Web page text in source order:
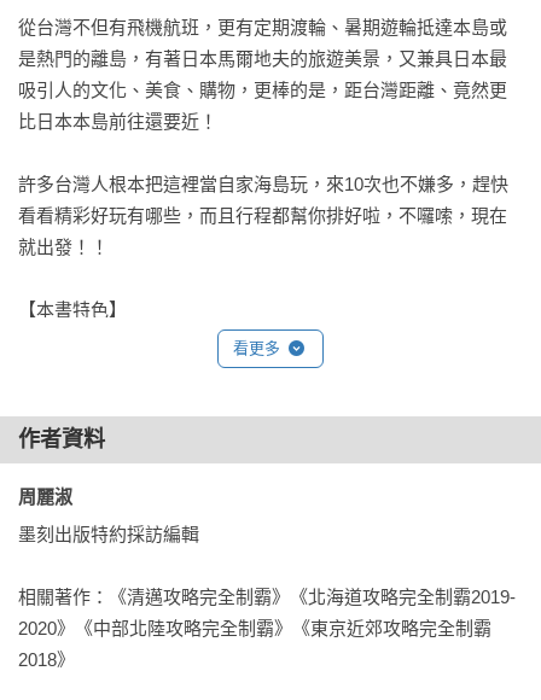
從台灣不但有飛機航班，更有定期渡輪、暑期遊輪抵達本島或
是熱門的離島，有著日本馬爾地夫的旅遊美景，又兼具日本最
吸引人的文化、美食、購物，更棒的是，距台灣距離、竟然更
比日本本島前往還要近！
許多台灣人根本把這裡當自家海島玩，來10次也不嫌多，趕快
看看精彩好玩有哪些，而且行程都幫你排好啦，不囉嗦，現在
就出發！！
【本書特色】
沖繩必去景點全制霸：從本島那霸市、南部、中部、北部，各
大離島等十大分區，網羅沖繩全縣必去景點，讓你沖繩制霸走
超彈性景點自由配：青菜蘿蔔各有所好，這個點不愛沒關係，
雙手奉上替代選項、建議停留時間，連交通串聯都幫你想透
透，貼心到嫑嫑～
小資、輕奢華任挑任選：吃喝、住無疑是自由行的花費大宗，
選擇，清楚標示價格區間，想平價美食、穿插奢華和牛也HEN
可以！
一次K.O複雜交通、票券：從單軌電車到長途巴士、公車，渡
看更多
作者資料
周麗淑
墨刻出版特約採訪編輯
相關著作：《清邁攻略完全制霸》《北海道攻略完全制霸2019-
2020》《中部北陸攻略完全制霸》《東京近郊攻略完全制霸
2018》